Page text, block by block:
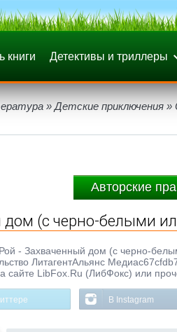
книги Детективы и триллеры
» Детские приключения »
Авторские
дом (с черно-белыми
- Захваченный дом (с черно-
ЛитагентАльянс
сайте LibFox.Ru (ЛибФокс) или
В Instagram